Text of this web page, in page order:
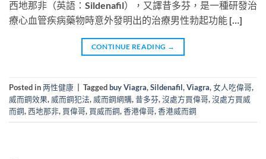
西地那非（英語：Sildenafil），又譯昔多芬，是一種研發治
療心血管疾病藥物時意外發明出的治療男性勃起功能 […]
CONTINUE READING →
Posted in两性健康 Taggedbuy Viagra,Sildenafil,Viagra,女人吃偉哥,
威而鋼效果, 威而鋼犯法, 威而鋼網購,昔多芬,沒處方買偉哥,沒處方買威
而鋼,西地那非, 買偉哥, 買威而鋼,香港偉哥,香港威而鋼